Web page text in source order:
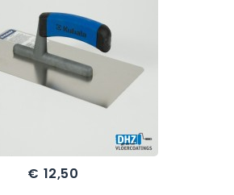
Prijs
€ 12,50